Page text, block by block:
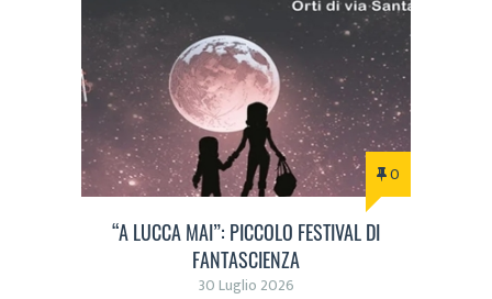
0
“A LUCCA MAI”: PICCOLO FESTIVAL DI
FANTASCIENZA
30 Luglio 2026